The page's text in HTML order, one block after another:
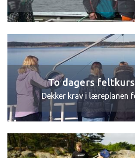
To dagers
Dekker krav i læreplanen